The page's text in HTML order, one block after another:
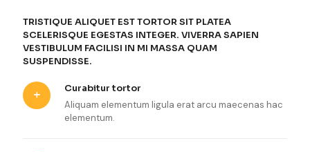
TRISTIQUE ALIQUET EST TORTOR SIT PLATEA
SCELERISQUE EGESTAS INTEGER. VIVERRA SAPIEN
VESTIBULUM FACILISI IN MI MASSA QUAM
SUSPENDISSE.
Curabitur tortor
Aliquam elementum ligula erat arcu maecenas hac
elementum.